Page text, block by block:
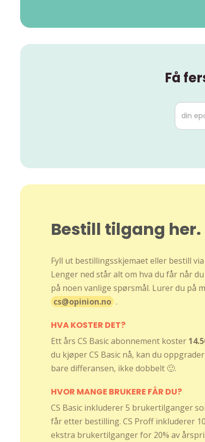
Få
Bestill tilgang her.
Fyll ut bestillingsskjemaet eller bestill
Lenger ned står alt om hva du får når
på noen vanlige spørsmål. Lurer du på
cs@opinion.no .
HVA KOSTER DET?
Ett års CS Basic abonnement koster
du kjøper CS Basic nå, kan du
bare differansen, ikke dobbelt 🙂.
HVOR MANGE BRUKERE FÅR DU?
CS Basic inkluderer 5 brukertilganger
får etter bestilling. CS Proff inkluderer
ekstra brukertilganger for 20% av